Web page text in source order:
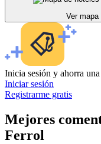
Ver mapa
Inicia sesión y ahorra
Iniciar sesión
Registrarme gratis
Mejores
Ferrol